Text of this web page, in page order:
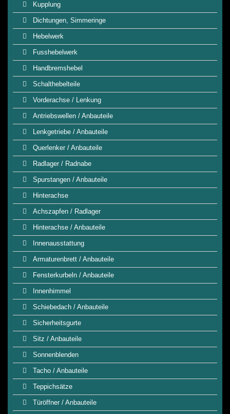
Kupplung
Dichtungen, Simmeringe
Hebelwerk
Fusshebelwerk
Handbremshebel
Schalthebelteile
Vorderachse / Lenkung
Antriebswellen / Anbauteile
Lenkgetriebe / Anbauteile
Querlenker / Anbauteile
Radlager / Radnabe
Spurstangen / Anbauteile
Hinterachse
Achszapfen / Radlager
Hinterachse / Anbauteile
Innenausstattung
Armaturenbrett / Anbauteile
Fensterkurbeln / Anbauteile
Innenhimmel
Schiebedach / Anbauteile
Sicherheitsgurte
Sitz / Anbauteile
Sonnenblenden
Tacho / Anbauteile
Teppichsätze
Türöffner / Anbauteile